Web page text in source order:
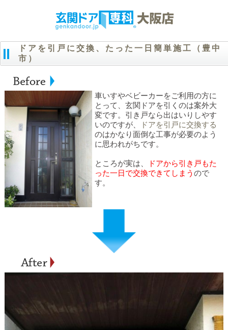
ドアを引戸に交換、たった一日簡単施工（豊中
市）
車いすやベビーカーをご利用の方に
とって、玄関ドアを引くのは案外大
変です。引き戸なら出はいりしやす
いのですが、
ドアを引戸に交換する
のはかなり面倒な工事が必要のよう
に思われがちです。
ところが実は、
ドアから引き戸もた
った一日で交換できてしまう ので
す。